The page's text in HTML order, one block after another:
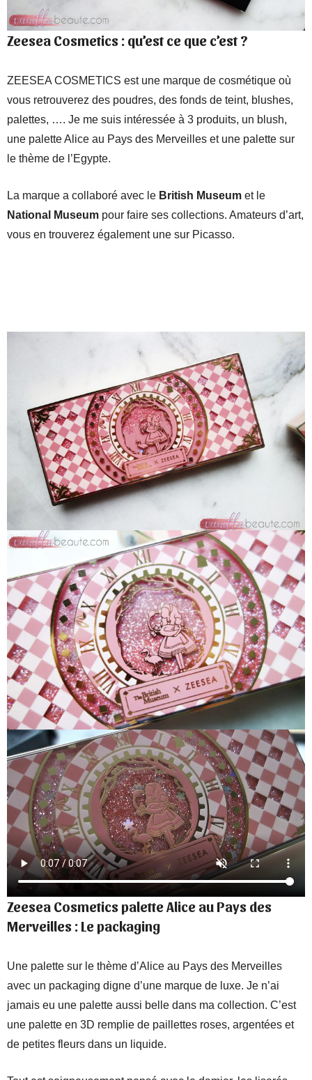
Zeesea Cosmetics : qu’est ce que c’est ?
ZEESEA COSMETICS est une marque de cosmétique où
vous retrouverez des poudres, des fonds de teint, blushes,
palettes, …. Je me suis intéressée à 3 produits, un blush,
une palette Alice au Pays des Merveilles et une palette sur
le thème de l’Egypte.
La marque a collaboré avec le British Museum et le
National Museum pour faire ses collections. Amateurs d’art,
vous en trouverez également une sur Picasso.
Zeesea Cosmetics palette Alice au Pays des
Merveilles : Le packaging
Une palette sur le thème d’Alice au Pays des Merveilles
avec un packaging digne d’une marque de luxe. Je n’ai
jamais eu une palette aussi belle dans ma collection. C’est
une palette en 3D remplie de paillettes roses, argentées et
de petites fleurs dans un liquide.